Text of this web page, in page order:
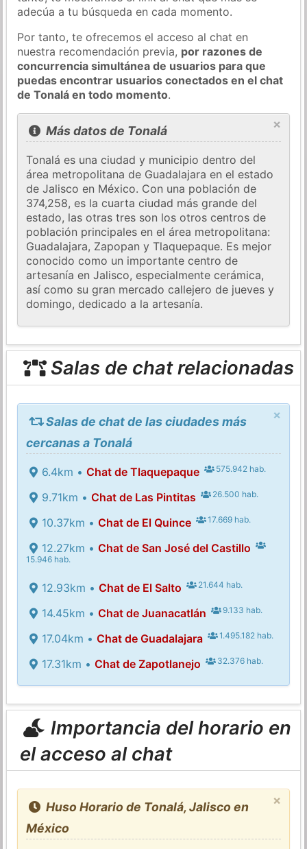
adecúa a tu búsqueda en cada momento.
Por tanto, te ofrecemos el acceso al chat en
nuestra recomendación previa, por razones de
concurrencia simultánea de usuarios para que
puedas encontrar usuarios conectados en el chat
de Tonalá en todo momento.
×
Más datos de Tonalá
Tonalá es una ciudad y municipio dentro del
área metropolitana de Guadalajara en el estado
de Jalisco en México. Con una población de
374,258, es la cuarta ciudad más grande del
estado, las otras tres son los otros centros de
población principales en el área metropolitana:
Guadalajara, Zapopan y Tlaquepaque. Es mejor
conocido como un importante centro de
artesanía en Jalisco, especialmente cerámica,
así como su gran mercado callejero de jueves y
domingo, dedicado a la artesanía.
Salas de chat relacionadas
×
Salas de chat de las ciudades más
cercanas a Tonalá
6.4km • Chat de Tlaquepaque 575.942 hab.
9.71km • Chat de Las Pintitas 26.500 hab.
10.37km • Chat de El Quince 17.669 hab.
12.27km • Chat de San José del Castillo
15.946 hab.
12.93km • Chat de El Salto 21.644 hab.
14.45km • Chat de Juanacatlán 9.133 hab.
17.04km • Chat de Guadalajara 1.495.182 hab.
17.31km • Chat de Zapotlanejo 32.376 hab.
Importancia del horario en
el acceso al chat
×
Huso Horario de Tonalá, Jalisco en
México